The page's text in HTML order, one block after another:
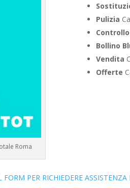
Roma
Pulizia
Bollino
Vendita
Offerte
PER RICHIEDERE